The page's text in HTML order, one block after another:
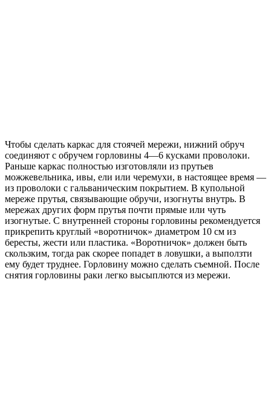
Чтобы сделать каркас для стоячей мережи, нижний обруч
соединяют с обручем горловины 4—6 кусками проволоки.
Раньше каркас полностью изготовляли из прутьев
можжевельника, ивы, ели или черемухи, в настоящее время —
из проволоки с гальваническим покрытием. В купольной
мереже прутья, связывающие обручи, изогнуты внутрь. В
мережах других форм прутья почти прямые или чуть
изогнутые. С внутренней стороны горловины рекомендуется
прикрепить круглый «воротничок» диаметром 10 см из
бересты, жести или пластика. «Воротничок» должен быть
скользким, тогда рак скорее попадет в ловушки, а выползти
ему будет труднее. Горловину можно сделать съемной. После
снятия горловины раки легко высыплются из мережи.